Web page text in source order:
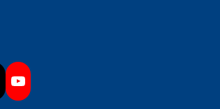
YouTube